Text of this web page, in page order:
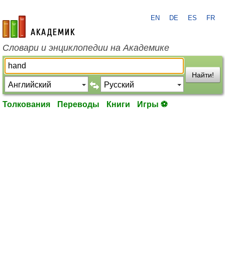
academic.ru
EN DE ES FR
Словари и энциклопедии на Академике
Найти!
Толкования Переводы Книги Игры ⚽